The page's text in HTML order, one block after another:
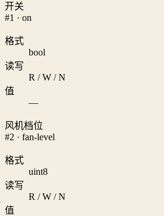
开关
#1 · on
格式
bool
读写
R / W / N
值
—
风机档位
#2 · fan-level
格式
uint8
读写
R / W / N
值